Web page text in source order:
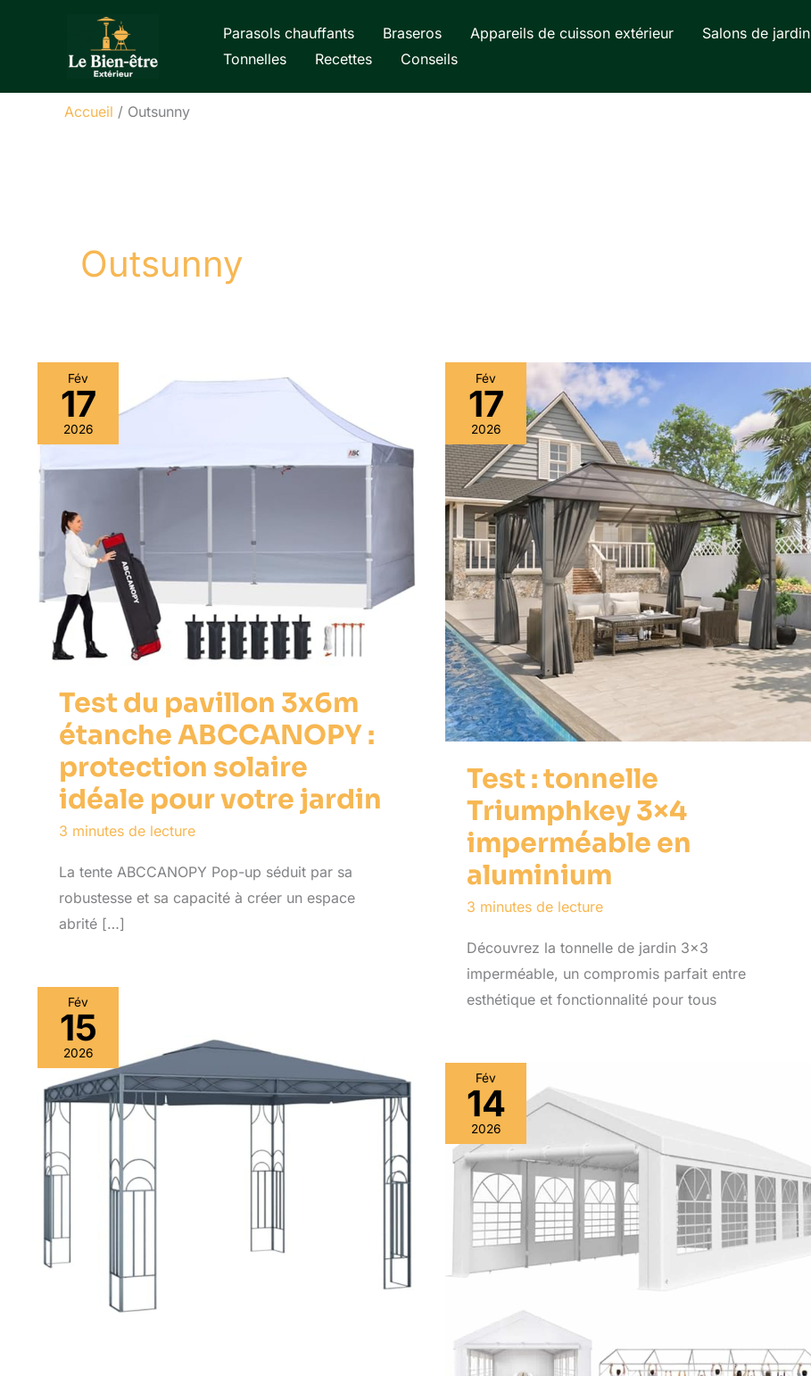
Parasols chauffants Braseros Appareils de cuisson extérieur Salons de jardin
Tonnelles
Recettes Conseils
Accueil Outsunny
Outsunny
Fév
17
2026
Test du pavillon 3x6m
étanche ABCCANOPY :
protection solaire
idéale pour votre jardin
3 minutes de lecture
La tente ABCCANOPY Pop-up séduit par sa
robustesse et sa capacité à créer un espace
abrité […]
Fév
17
2026
Test : tonnelle
Triumphkey 3×4
imperméable en
aluminium
3 minutes de lecture
Découvrez la tonnelle de jardin 3×3
imperméable, un compromis parfait entre
esthétique et fonctionnalité pour tous
Fév
15
2026
Fév
14
2026